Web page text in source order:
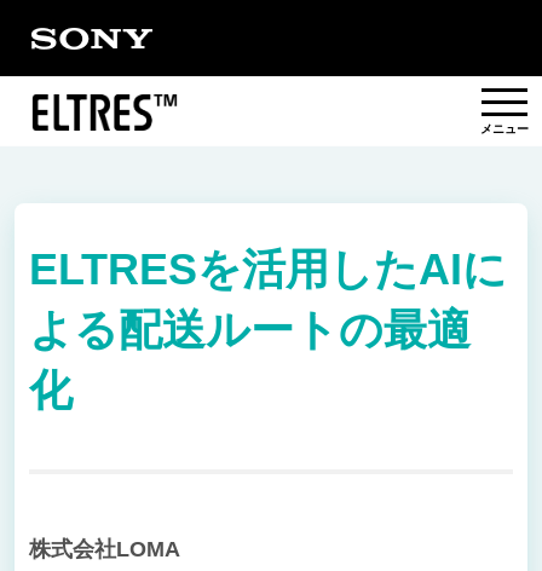
提供エリア
活用事例/ ソリューション
ELTRESを活用したAIに
よる配送ルートの最適
化
株式会社LOMA